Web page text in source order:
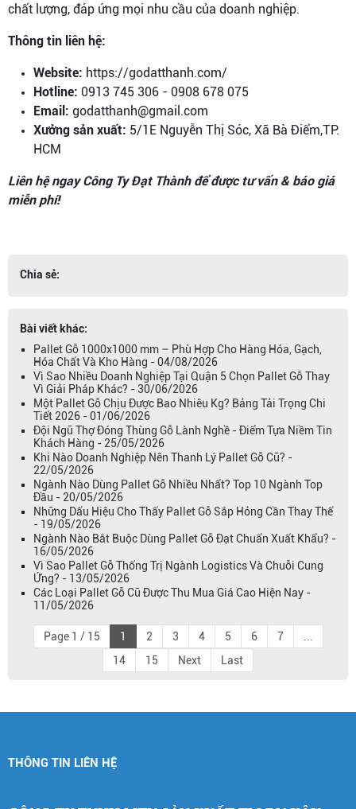
chất lượng, đáp ứng mọi nhu cầu của doanh nghiệp.
Thông tin liên hệ:
Website: https://godatthanh.com/
Hotline: 0913 745 306 - 0908 678 075
Email: godatthanh@gmail.com
Xưởng sản xuất: 5/1E Nguyễn Thị Sóc, Xã Bà Điểm,TP.
HCM
Liên hệ ngay Công Ty Đạt Thành để được tư vấn & báo giá
miễn phí!
Chia sẻ:
Bài viết khác:
Pallet Gỗ 1000x1000 mm – Phù Hợp Cho Hàng Hóa, Gạch,
Hóa Chất Và Kho Hàng - 04/08/2026
Vì Sao Nhiều Doanh Nghiệp Tại Quận 5 Chọn Pallet Gỗ Thay
Vì Giải Pháp Khác? - 30/06/2026
Một Pallet Gỗ Chịu Được Bao Nhiêu Kg? Bảng Tải Trọng Chi
Tiết 2026 - 01/06/2026
Đội Ngũ Thợ Đóng Thùng Gỗ Lành Nghề - Điểm Tựa Niềm Tin
Khách Hàng - 25/05/2026
Khi Nào Doanh Nghiệp Nên Thanh Lý Pallet Gỗ Cũ? -
22/05/2026
Ngành Nào Dùng Pallet Gỗ Nhiều Nhất? Top 10 Ngành Top
Đầu - 20/05/2026
Những Dấu Hiệu Cho Thấy Pallet Gỗ Sắp Hỏng Cần Thay Thế
- 19/05/2026
Ngành Nào Bắt Buộc Dùng Pallet Gỗ Đạt Chuẩn Xuất Khẩu? -
16/05/2026
Vì Sao Pallet Gỗ Thống Trị Ngành Logistics Và Chuỗi Cung
Ứng? - 13/05/2026
Các Loại Pallet Gỗ Cũ Được Thu Mua Giá Cao Hiện Nay -
11/05/2026
Page 1 / 15 1 2 3 4 5 6 7
14
15 Next Last
THÔNG TIN LIÊN HỆ